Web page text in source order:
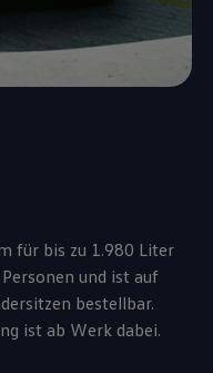
für bis zu 1.980 Liter
und ist auf
bestellbar.
ist ab Werk dabei.